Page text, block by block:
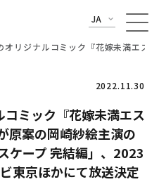
JA
リジナルコミック『花嫁未満エス
2022.11.30
ミック『花嫁未満エス
原案の岡崎紗絵主演の
ケープ 完結編」、2023
東京ほかにて放送決定